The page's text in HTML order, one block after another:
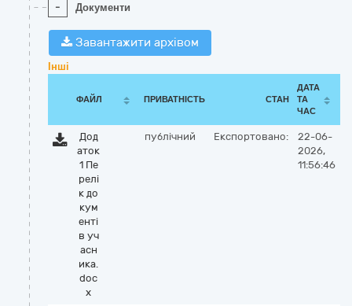
- Документи
Завантажити архівом
Інші
ФАЙЛ ПРИВАТНІСТЬ СТАН
ДАТА
ТА
ЧАС
Дод
аток
1 Пе
релі
к до
кум
енті
в уч
асн
ика.
doc
x
публічний Експортовано:
22-06-
2026,
11:56:46